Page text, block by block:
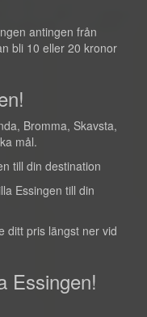
antingen från
bli 10 eller 20 kronor
Bromma, Skavsta,
mål.
till din destination
Essingen till din
ditt pris längst ner vid
Essingen!